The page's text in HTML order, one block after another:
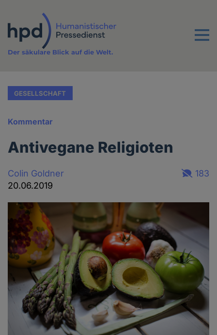
Inhalt
Menu
Der säkulare Blick auf die Welt.
GESELLSCHAFT
Kommentar
Antivegane Religioten
Colin Goldner
20.06.2019
183